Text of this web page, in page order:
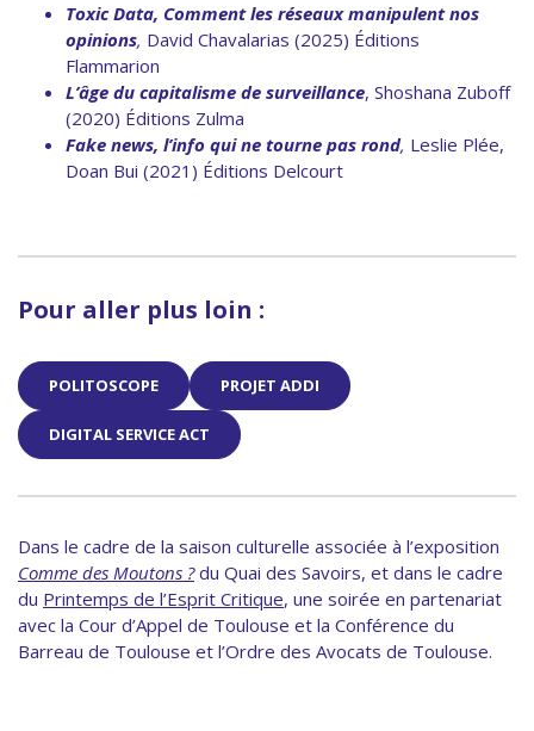
Toxic Data, Comment les réseaux manipulent nos
opinions, David Chavalarias (2025) Éditions
Flammarion
L’âge du capitalisme de surveillance, Shoshana Zuboff
(2020) Éditions Zulma
Fake news, l’info qui ne tourne pas rond, Leslie Plée,
Doan Bui (2021) Éditions Delcourt
Pour aller plus loin :
POLITOSCOPE PROJET ADDI
DIGITAL SERVICE ACT
Dans le cadre de la saison culturelle associée à l’exposition
Comme des Moutons ?du Quai des Savoirs, et dans le cadre
du Printemps de l’Esprit Critique, une soirée en partenariat
avec la Cour d’Appel de Toulouse et la Conférence du
Barreau de Toulouse et l’Ordre des Avocats de Toulouse.